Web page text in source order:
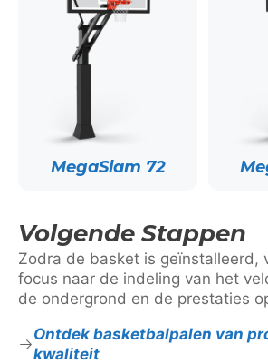
MegaSlam 72
Volgende Stappen
Zodra de basket is geïnstalleerd,
focus naar de indeling van het
de ondergrond en de prestaties
Ontdek basketbalpalen van
kwaliteit